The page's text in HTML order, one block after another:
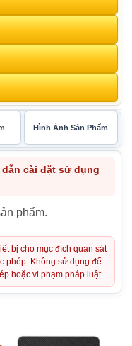
Hình Ảnh Sản Phẩm
cài đặt sử dụng
phẩm.
bị cho mục đích quan sát
phép. Không sử dụng để
hoặc vi phạm pháp luật.